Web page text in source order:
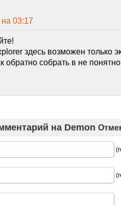
03:17
здесь возможен только
обратно собрать в не
на Demon